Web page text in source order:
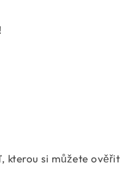
kterou si můžete ověřit